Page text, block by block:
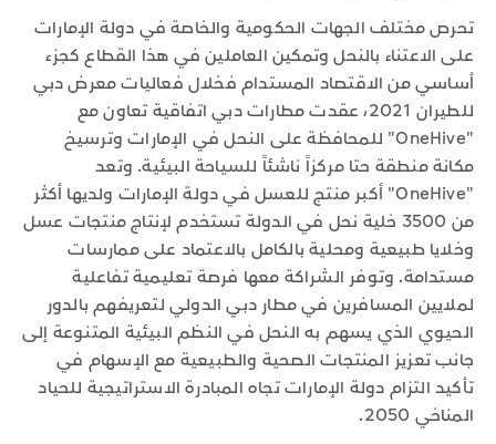
تحرص مختلف الجهات الحكومية والخاصة في دولة الإمارات
على الاعتناء بالنحل وتمكين العاملين في هذا القطاع كجزء
أساسي من الاقتصاد المستدام فخلال فعاليات معرض دبي
للطيران 2021، عقدت مطارات دبي اتفاقية تعاون مع
"OneHive" للمحافظة على النحل في الإمارات وترسيخ
مكانة منطقة حتا مركزاً ناشئاً للسياحة البيئية. وتعد
"OneHive" أكبر منتج للعسل في دولة الإمارات ولديها أكثر
من 3500 خلية نحل في الدولة تستخدم لإنتاج منتجات عسل
وخلايا طبيعية ومحلية بالكامل بالاعتماد على ممارسات
مستدامة. وتوفر الشراكة معها فرصة تعليمية تفاعلية
لملايين المسافرين في مطار دبي الدولي لتعريفهم بالدور
الحيوي الذي يسهم به النحل في النظم البيئية المتنوعة إلى
جانب تعزيز المنتجات الصحية والطبيعية مع الإسهام في
تأكيد التزام دولة الإمارات تجاه المبادرة الاستراتيجية للحياد
المناخي 2050.